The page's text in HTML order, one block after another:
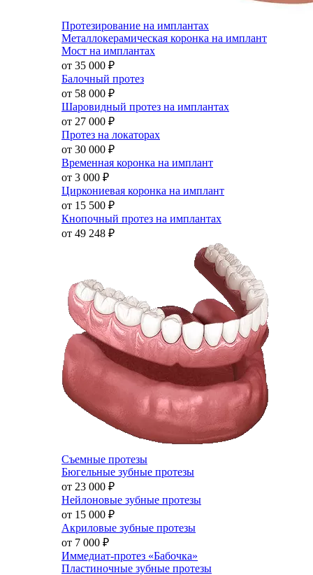
Протезирование на имплантах
Металлокерамическая коронка на имплант
Мост на имплантах
от 35 000 ₽
Балочный протез
от 58 000 ₽
Шаровидный протез на имплантах
от 27 000 ₽
Протез на локаторах
от 30 000 ₽
Временная коронка на имплант
от 3 000 ₽
Циркониевая коронка на имплант
от 15 500 ₽
Кнопочный протез на имплантах
от 49 248 ₽
Съемные протезы
Бюгельные зубные протезы
от 23 000 ₽
Нейлоновые зубные протезы
от 15 000 ₽
Акриловые зубные протезы
от 7 000 ₽
Иммедиат-протез «Бабочка»
Пластиночные зубные протезы